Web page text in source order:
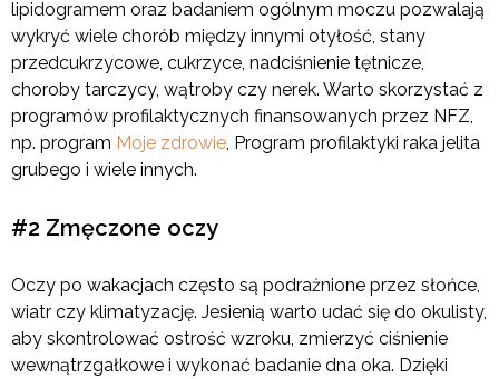
lipidogramem oraz badaniem ogólnym moczu pozwalają
wykryć wiele chorób między innymi otyłość, stany
przedcukrzycowe, cukrzyce, nadciśnienie tętnicze,
choroby tarczycy, wątroby czy nerek. Warto skorzystać z
programów profilaktycznych finansowanych przez NFZ,
np. program Moje zdrowie, Program profilaktyki raka jelita
grubego i wiele innych.
#2 Zmęczone oczy
Oczy po wakacjach często są podrażnione przez słońce,
wiatr czy klimatyzację. Jesienią warto udać się do okulisty,
aby skontrolować ostrość wzroku, zmierzyć ciśnienie
wewnątrzgałkowe i wykonać badanie dna oka. Dzięki